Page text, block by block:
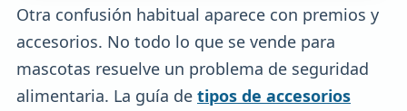
Otra confusión habitual aparece con premios y
accesorios. No todo lo que se vende para
mascotas resuelve un problema de seguridad
alimentaria. La guía de tipos de accesorios